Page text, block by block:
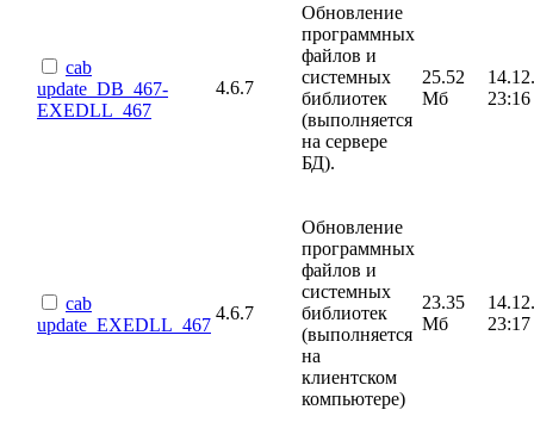
cab
update_DB_467-
EXEDLL_467
4.6.7
Обновление
программных
файлов и
системных
библиотек
(выполняется
на сервере
БД).
25.52
Мб
23:16
cab
update_EXEDLL_467
4.6.7
Обновление
программных
файлов и
системных
библиотек
(выполняется
на
клиентском
компьютере)
23.35
Мб
23:17